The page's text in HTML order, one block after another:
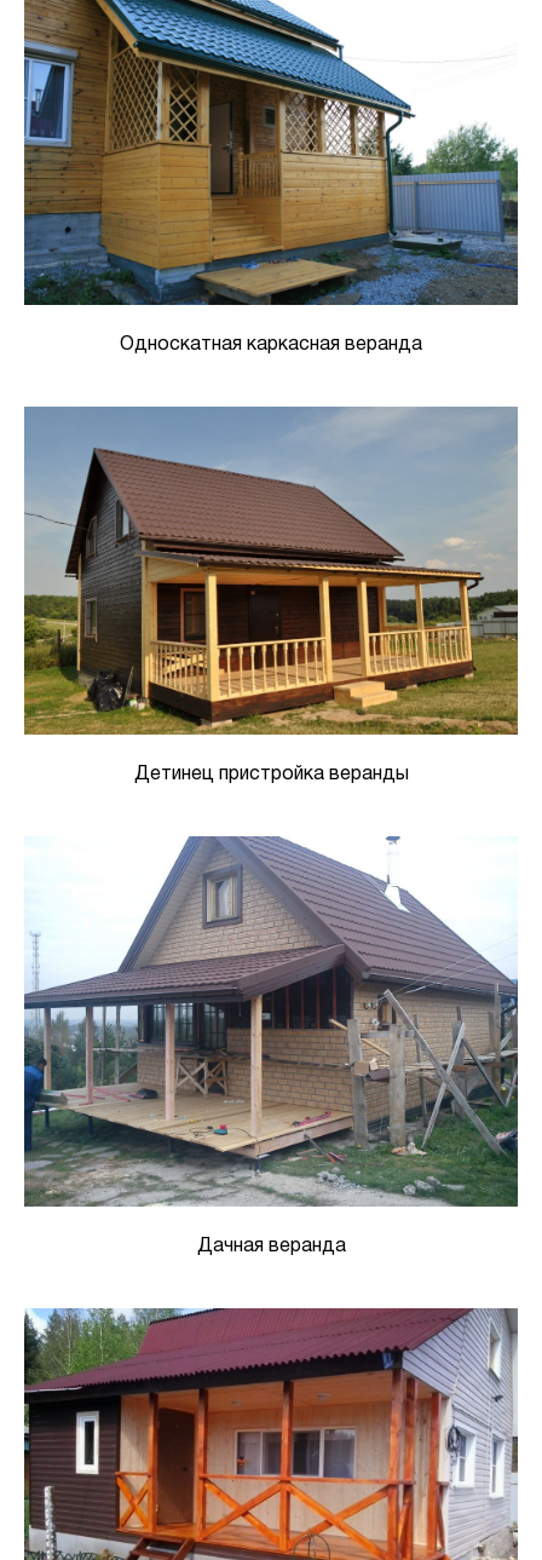
Односкатная каркасная веранда
Детинец пристройка веранды
Дачная веранда